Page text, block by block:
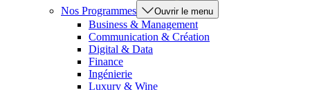
Nos Programmes
Ouvrir le menu
Business & Management
Communication & Création
Digital & Data
Finance
Ingénierie
Luxury & Wine